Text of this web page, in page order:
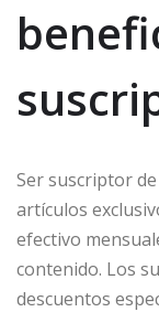
Ser suscriptor
artículos
efectivo
contenido. Los
descuentos